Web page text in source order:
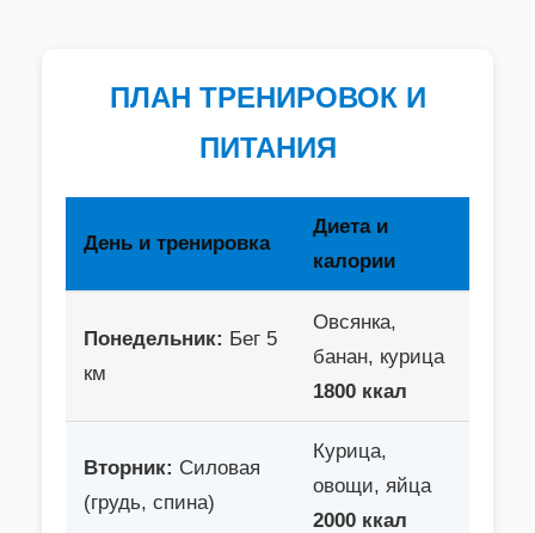
ПЛАН ТРЕНИРОВОК И
ПИТАНИЯ
День и тренировка
Диета и
калории
Понедельник: Бег 5
км
Овсянка,
банан, курица
1800 ккал
Вторник: Силовая
(грудь, спина)
Курица,
овощи, яйца
2000 ккал